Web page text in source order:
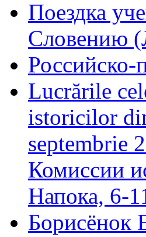
Поездка
Словению
Российско-
Lucrările
istoricilor
septembrie
Комиссии
Напока, 6-
Борисёнок